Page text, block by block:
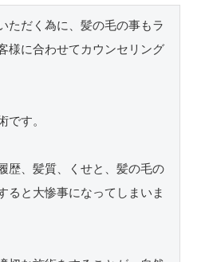
ただく為に、髪の毛の事もラ
様に合わせてカウンセリング
です。
歴、髪質、くせと、髪の毛の
ると大惨事になってしまいま